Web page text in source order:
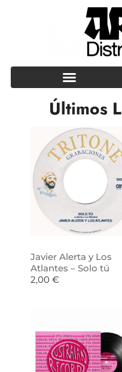
Últimos
Javier Alerta y Los
Atlantes – Solo tú
2,00 €